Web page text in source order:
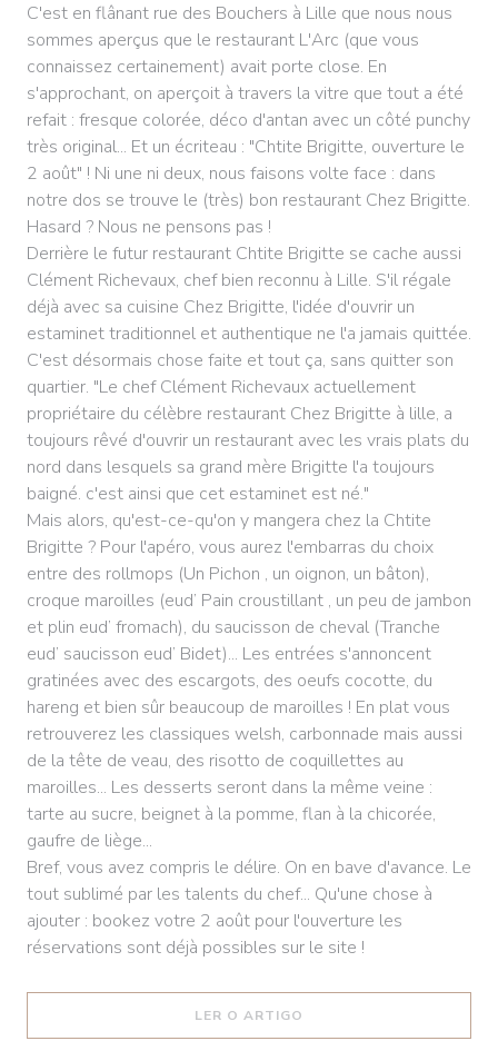
C'est en flânant rue des Bouchers à Lille que nous nous
sommes aperçus que le restaurant L'Arc (que vous
connaissez certainement) avait porte close. En
s'approchant, on aperçoit à travers la vitre que tout a été
refait : fresque colorée, déco d'antan avec un côté punchy
très original... Et un écriteau : "Chtite Brigitte, ouverture le
2 août" ! Ni une ni deux, nous faisons volte face : dans
notre dos se trouve le (très) bon restaurant Chez Brigitte.
Hasard ? Nous ne pensons pas !
Derrière le futur restaurant Chtite Brigitte se cache aussi
Clément Richevaux, chef bien reconnu à Lille. S'il régale
déjà avec sa cuisine Chez Brigitte, l'idée d'ouvrir un
estaminet traditionnel et authentique ne l'a jamais quittée.
C'est désormais chose faite et tout ça, sans quitter son
quartier. "Le chef Clément Richevaux actuellement
propriétaire du célèbre restaurant Chez Brigitte à lille, a
toujours rêvé d'ouvrir un restaurant avec les vrais plats du
nord dans lesquels sa grand mère Brigitte l'a toujours
baigné. c'est ainsi que cet estaminet est né."
Mais alors, qu'est-ce-qu'on y mangera chez la Chtite
Brigitte ? Pour l'apéro, vous aurez l'embarras du choix
entre des rollmops (Un Pichon , un oignon, un bâton),
croque maroilles (eud’ Pain croustillant , un peu de jambon
et plin eud’ fromach), du saucisson de cheval (Tranche
eud’ saucisson eud’ Bidet)... Les entrées s'annoncent
gratinées avec des escargots, des oeufs cocotte, du
hareng et bien sûr beaucoup de maroilles ! En plat vous
retrouverez les classiques welsh, carbonnade mais aussi
de la tête de veau, des risotto de coquillettes au
maroilles... Les desserts seront dans la même veine :
tarte au sucre, beignet à la pomme, flan à la chicorée,
gaufre de liège...
Bref, vous avez compris le délire. On en bave d'avance. Le
tout sublimé par les talents du chef... Qu'une chose à
ajouter : bookez votre 2 août pour l'ouverture les
réservations sont déjà possibles sur le site !
LER O ARTIGO